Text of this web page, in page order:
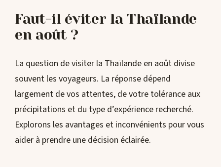
Faut-il éviter la Thaïlande
en août ?
La question de visiter la Thaïlande en août divise
souvent les voyageurs. La réponse dépend
largement de vos attentes, de votre tolérance aux
précipitations et du type d’expérience recherché.
Explorons les avantages et inconvénients pour vous
aider à prendre une décision éclairée.